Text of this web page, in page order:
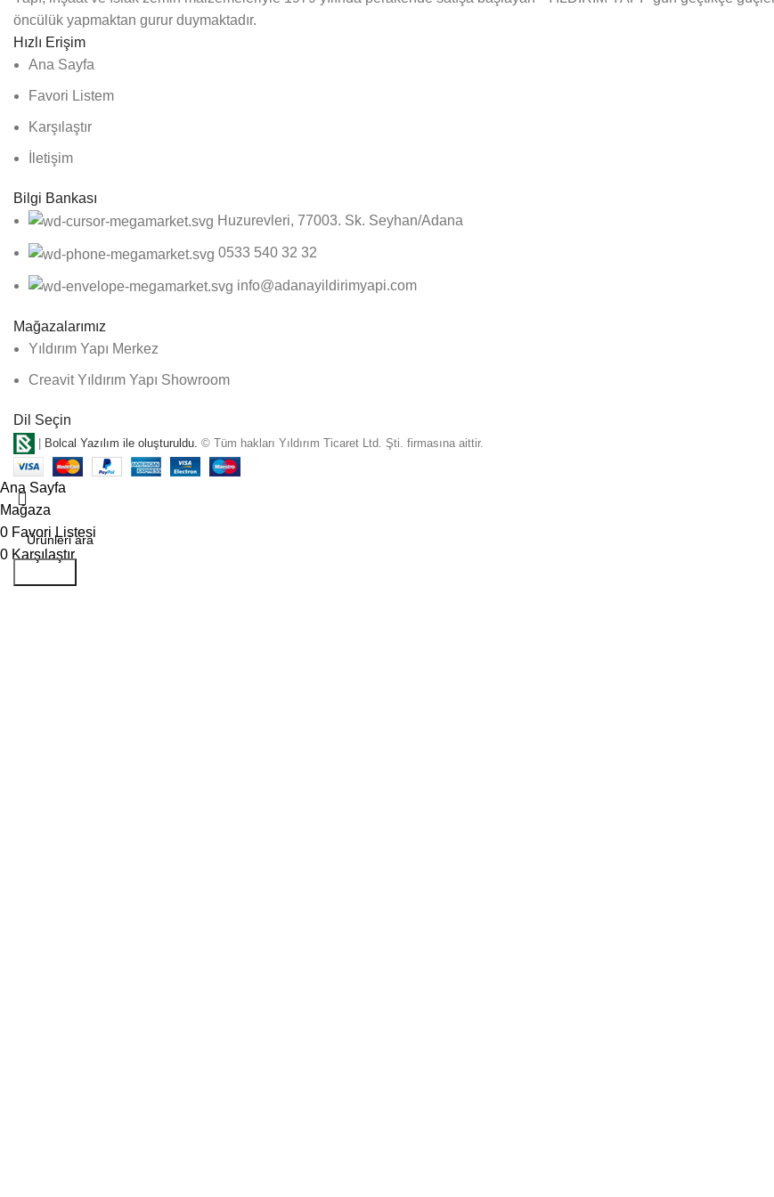
öncülük yapmaktan gurur duymaktadır.
Hızlı Erişim
Ana Sayfa
Favori Listem
Karşılaştır
İletişim
Bilgi Bankası
Huzurevleri, 77003. Sk. Seyhan/Adana
0533 540 32 32
info@adanayildirimyapi.com
Mağazalarımız
Yıldırım Yapı Merkez
Creavit Yıldırım Yapı Showroom
Dil Seçin
Bolcal Yazılım ile oluşturuldu. © Tüm hakları Yıldırım Ticaret Ltd. Şti. firmasına aittir.
Ana Sayfa
Mağaza
0 Favori Listesi
0 Karşılaştır